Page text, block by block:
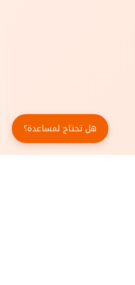
هل تحتاج لمساعدة؟